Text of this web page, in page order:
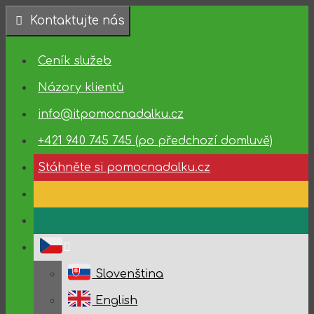
Přeskočit
technické
podpory
10.08.2026
14.08.2026
Kontaktujte nás
Ceník služeb
Názory klientů
info@itpomocnadalku.cz
+421 940 745 745 (po předchozí domluvě)
Stáhněte si pomocnadalku.cz
Slovenština
English